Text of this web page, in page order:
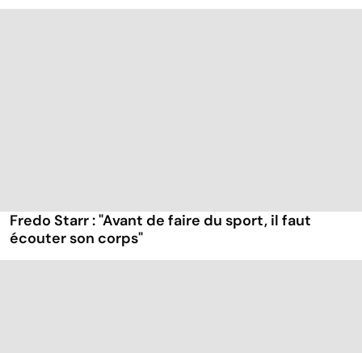
Fredo Starr : "Avant de faire du sport, il faut
écouter son corps"